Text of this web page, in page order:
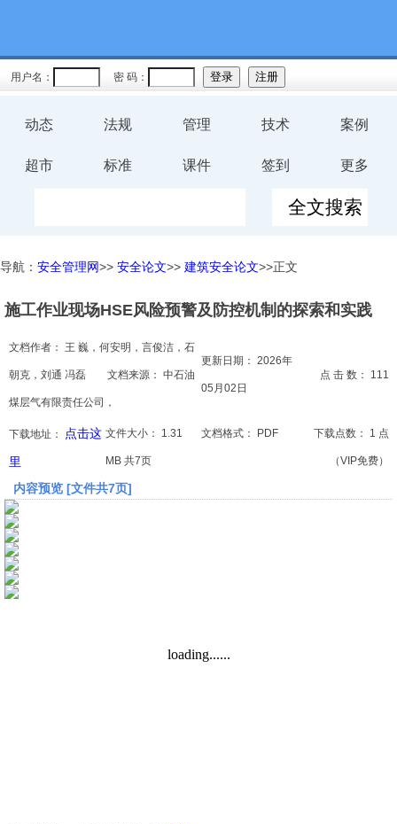
用户名： 密 码：
动态 法规 管理 技术 案例
超市 标准 课件 签到 更多
规程
预案
评价
生
环保
健康
体系
文档
导航： 安全管理网>> 安全论文>> 建筑安全论文>>正文
施工作业现场HSE风险预警及防控机制的探索和实践
文档作者： 王 巍，何安明，言俊洁，石
朝克，刘通 冯磊 文档来源： 中石油
煤层气有限责任公司，
更新日期： 2026年
05月02日
点 击 数： 111
下载地址：
点击这
里
文件大小： 1.31
MB 共7页
文档格式： PDF 下载点数： 1 点
（VIP免费）
内容预览 [文件共7页]